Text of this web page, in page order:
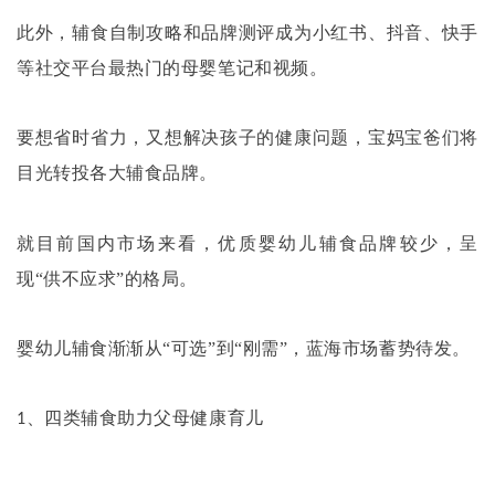
此外，辅食自制攻略和品牌测评成为小红书、抖音、快手
等社交平台最热门的母婴笔记和视频。
要想省时省力，又想解决孩子的健康问题，宝妈宝爸们将
目光转投各大辅食品牌。
就目前国内市场来看，优质婴幼儿辅食品牌较少，呈
现“供不应求”的格局。
婴幼儿辅食渐渐从“可选”到“刚需”，蓝海市场蓄势待发。
1 、四类辅食助力父母健康育儿